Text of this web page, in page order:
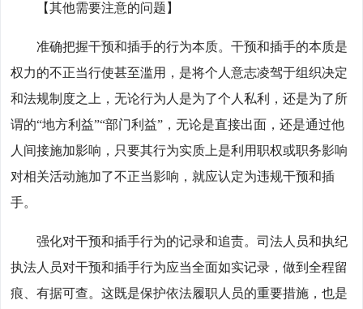
【其他需要注意的问题】
准确把握干预和插手的行为本质。干预和插手的本质是
权力的不正当行使甚至滥用，是将个人意志凌驾于组织决定
和法规制度之上，无论行为人是为了个人私利，还是为了所
谓的“地方利益”“部门利益”，无论是直接出面，还是通过他
人间接施加影响，只要其行为实质上是利用职权或职务影响
对相关活动施加了不正当影响，就应认定为违规干预和插
手。
强化对干预和插手行为的记录和追责。司法人员和执纪
执法人员对干预和插手行为应当全面如实记录，做到全程留
痕、有据可查。这既是保护依法履职人员的重要措施，也是